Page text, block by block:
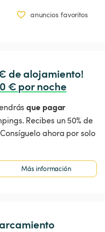
anuncios favoritos
de alojamiento!
€ por noche
que pagar
Recibes un 50% de
ahora por solo
Más información